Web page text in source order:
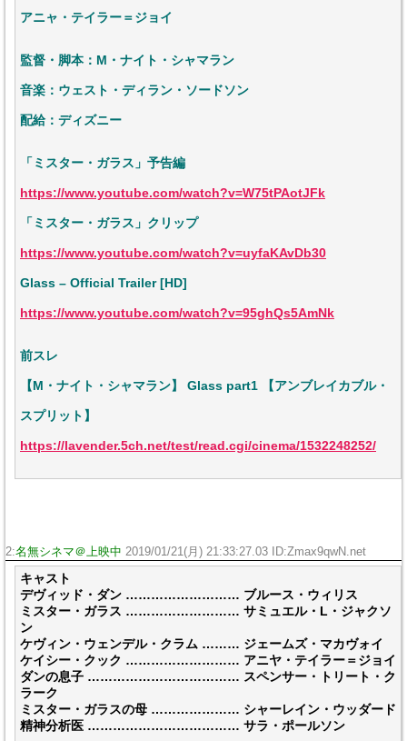
アニャ・テイラー＝ジョイ
監督・脚本：M・ナイト・シャマラン
音楽：ウェスト・ディラン・ソードソン
配給：ディズニー
「ミスター・ガラス」予告編
https://www.youtube.com/watch?v=W75tPAotJFk
「ミスター・ガラス」クリップ
https://www.youtube.com/watch?v=uyfaKAvDb30
Glass – Official Trailer [HD]
https://www.youtube.com/watch?v=95ghQs5AmNk
前スレ
【M・ナイト・シャマラン】 Glass part1 【アンブレイカブル・
スプリット】
https://lavender.5ch.net/test/read.cgi/cinema/1532248252/
2:名無シネマ＠上映中 2019/01/21(月) 21:33:27.03 ID:Zmax9qwN.net
キャスト
デヴィッド・ダン ……………………… ブルース・ウィリス
ミスター・ガラス ……………………… サミュエル・L・ジャクソ
ン
ケヴィン・ウェンデル・クラム ……… ジェームズ・マカヴォイ
ケイシー・クック ……………………… アニヤ・テイラー＝ジョイ
ダンの息子 ……………………………… スペンサー・トリート・ク
ラーク
ミスター・ガラスの母 ………………… シャーレイン・ウッダード
精神分析医 ……………………………… サラ・ポールソン